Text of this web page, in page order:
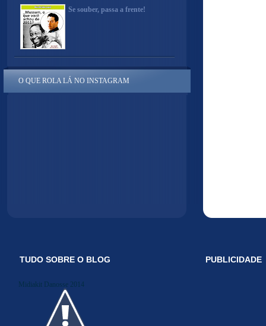
Se souber, passa a frente!
O QUE ROLA LÁ NO INSTAGRAM
TUDO SOBRE O BLOG
Midiakit Danosse 2014
PUBLICIDADE